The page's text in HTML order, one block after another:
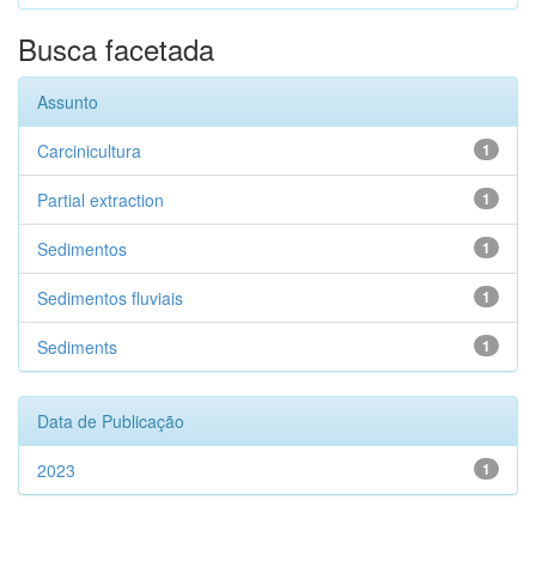
Busca facetada
Assunto
1
Carcinicultura
1
Partial extraction
1
Sedimentos
1
Sedimentos fluviais
1
Sediments
Data de Publicação
1
2023